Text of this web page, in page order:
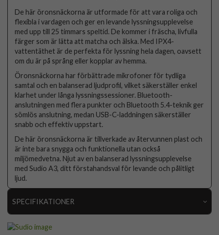
De här öronsnäckorna är utformade för att vara roliga och
flexibla i vardagen och ger en levande lyssningsupplevelse
med upp till 25 timmars speltid. De kommer i fräscha, livfulla
färger som är lätta att matcha och älska. Med IPX4-
vattentäthet är de perfekta för lyssning hela dagen, oavsett
om du är på språng eller kopplar av hemma.
Öronsnäckorna har förbättrade mikrofoner för tydliga
samtal och en balanserad ljudprofil, vilket säkerställer enkel
klarhet under långa lyssningssessioner. Bluetooth-
anslutningen med flera punkter och Bluetooth 5.4-teknik ger
sömlös anslutning, medan USB-C-laddningen säkerställer
snabb och effektiv uppstart.
De här öronsnäckorna är tillverkade av återvunnen plast och
är inte bara snygga och funktionella utan också
miljömedvetna. Njut av en balanserad lyssningsupplevelse
med Sudio A3, ditt förstahandsval för levande och pålitligt
ljud.
SPECIFIKATIONER